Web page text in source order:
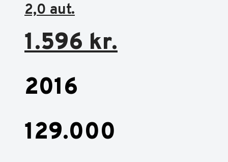
2,0 aut.
1.596kr.
2016
129.000